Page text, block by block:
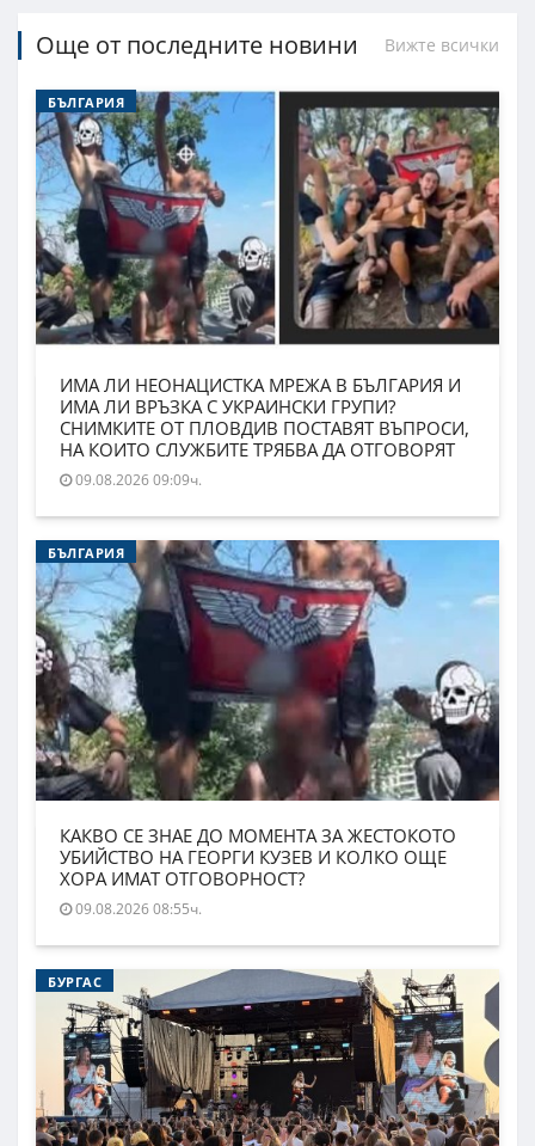
Още от последните новини Вижте всички
БЪЛГАРИЯ
ИМА ЛИ НЕОНАЦИСТКА МРЕЖА В БЪЛГАРИЯ И
ИМА ЛИ ВРЪЗКА С УКРАИНСКИ ГРУПИ?
СНИМКИТЕ ОТ ПЛОВДИВ ПОСТАВЯТ ВЪПРОСИ,
НА КОИТО СЛУЖБИТЕ ТРЯБВА ДА ОТГОВОРЯТ
09.08.2026 09:09ч.
БЪЛГАРИЯ
КАКВО СЕ ЗНАЕ ДО МОМЕНТА ЗА ЖЕСТОКОТО
УБИЙСТВО НА ГЕОРГИ КУЗЕВ И КОЛКО ОЩЕ
ХОРА ИМАТ ОТГОВОРНОСТ?
09.08.2026 08:55ч.
БУРГАС